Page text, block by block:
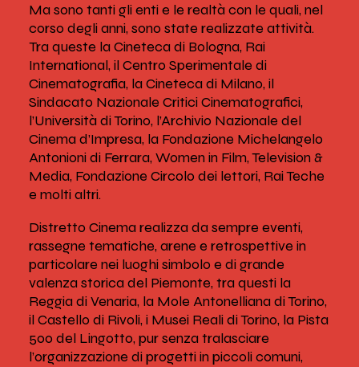
Ma sono tanti gli enti e le realtà con le quali, nel
corso degli anni, sono state realizzate attività.
Tra queste la Cineteca di Bologna, Rai
International, il Centro Sperimentale di
Cinematografia, la Cineteca di Milano, il
Sindacato Nazionale Critici Cinematografici,
l’Università di Torino, l’Archivio Nazionale del
Cinema d’Impresa, la Fondazione Michelangelo
Antonioni di Ferrara, Women in Film, Television &
Media, Fondazione Circolo dei lettori, Rai Teche
e molti altri.
Distretto Cinema realizza da sempre eventi,
rassegne tematiche, arene e retrospettive in
particolare nei luoghi simbolo e di grande
valenza storica del Piemonte, tra questi la
Reggia di Venaria, la Mole Antonelliana di Torino,
il Castello di Rivoli, i Musei Reali di Torino, la Pista
500 del Lingotto, pur senza tralasciare
l’organizzazione di progetti in piccoli comuni,